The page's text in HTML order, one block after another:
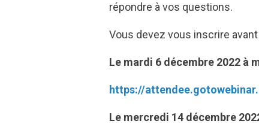
répondre à vos questions.
Vous devez vous inscrire
Le mardi 6 décembre 2022 à
https://
Le mercredi 14 décembre